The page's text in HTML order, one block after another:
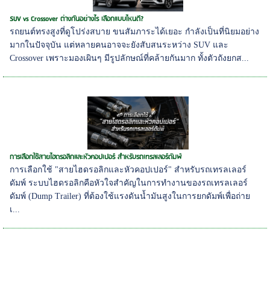
SUV vs Crossover ต่างกันอย่างไร เลือกแบบไหนดี?
รถยนต์ทรงสูงที่ดูโปร่งสบาย ขนสัมภาระได้เยอะ กำลังเป็นที่นิยมอย่าง
มากในปัจจุบัน แต่หลายคนอาจจะยังสับสนระหว่าง SUV และ
Crossover เพราะมองเผินๆ มีรูปลักษณ์ที่คล้ายกันมาก ทั้งตัวถังยกส...
การเลือกใช้สายไฮดรอลิกและหัวคอปเปอร์ สำหรับรถเทรลเลอร์ดัมพ์
การเลือกใช้ "สายไฮดรอลิกและหัวคอปเปอร์" สำหรับรถเทรลเลอร์
ดัมพ์ ระบบไฮดรอลิกคือหัวใจสำคัญในการทำงานของรถเทรลเลอร์
ดัมพ์ (Dump Trailer) ที่ต้องใช้แรงดันน้ำมันสูงในการยกดัมพ์เพื่อถ่าย
เ...